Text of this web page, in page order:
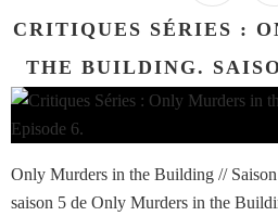
CRITIQUES SÉRIES :
THE BUILDING.
Only Murders in the Building //
saison 5 de Only Murders in the